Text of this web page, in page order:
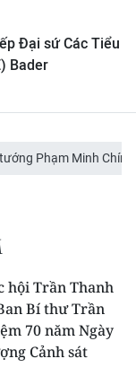
Đại sứ Các Tiểu
Bader
Phạm Minh Chính
hội Trần Thanh
Bí thư Trần
70 năm Ngày
Cảnh sát